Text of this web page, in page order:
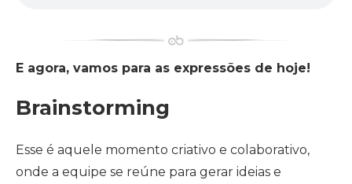
E agora, vamos para as expressões de hoje!
Brainstorming
Esse é aquele momento criativo e colaborativo,
onde a equipe se reúne para gerar ideias e